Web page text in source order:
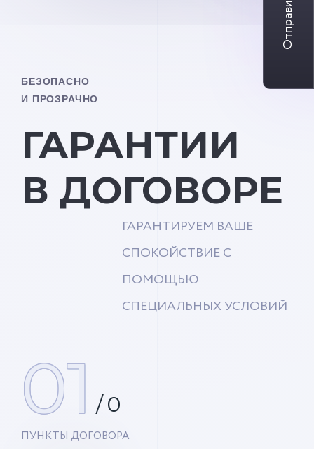
БЕЗОПАСНО
И ПРОЗРАЧНО
ГАРАНТИИ
В ДОГОВОРЕ
ГАРАНТИРУЕМ ВАШЕ
СПОКОЙСТВИЕ С
ПОМОЩЬЮ
СПЕЦИАЛЬНЫХ УСЛОВИЙ
01 /0
ПУНКТЫ ДОГОВОРА